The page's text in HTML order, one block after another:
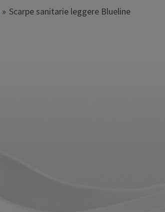
Scarpe sanitarie leggere Blueline